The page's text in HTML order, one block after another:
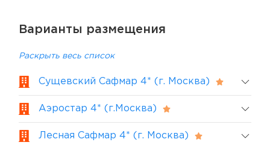
Варианты размещения
Раскрыть весь список
Сущевский Сафмар 4* (г. Москва)
Аэростар 4* (г.Москва)
Лесная Сафмар 4* (г. Москва)